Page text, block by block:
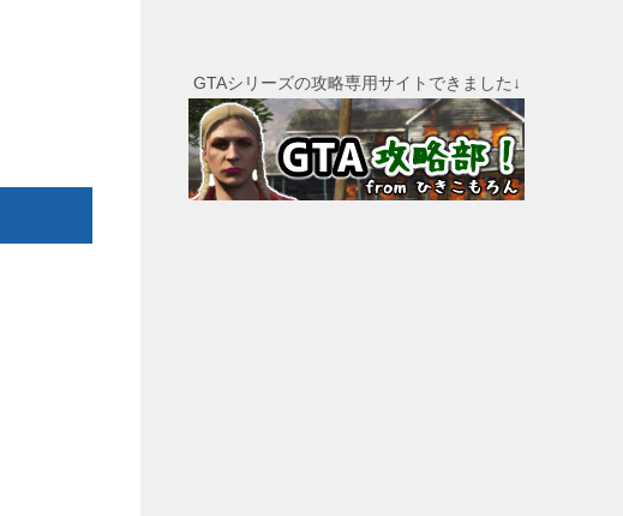
GTAシリーズの攻略専用サイトできました↓